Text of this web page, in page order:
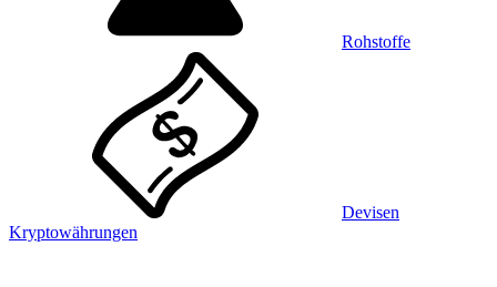
Rohstoffe
Devisen
Kryptowährungen